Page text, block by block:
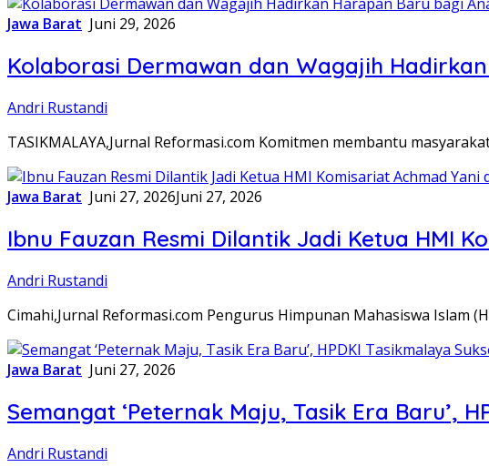
Jawa Barat Juni 29, 2026
Kolaborasi Dermawan dan Wagajih
Andri Rustandi
TASIKMALAYA,Jurnal Reformasi.com Komitmen membantu
Jawa Barat Juni 27, 2026Juni 27, 2026
Ibnu Fauzan Resmi Dilantik Jadi Ketua HMI
Andri Rustandi
Cimahi,Jurnal Reformasi.com Pengurus Himpunan Mahasiswa Islam
Jawa Barat Juni 27, 2026
Semangat ‘Peternak Maju, Tasik Era Baru’,
Andri Rustandi